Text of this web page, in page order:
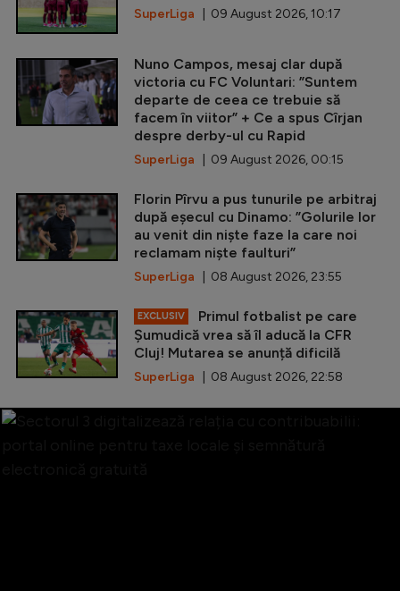
SuperLiga | 09 August 2026, 10:17
Nuno Campos, mesaj clar după
victoria cu FC Voluntari: ”Suntem
departe de ceea ce trebuie să
facem în viitor” + Ce a spus Cîrjan
despre derby-ul cu Rapid
SuperLiga | 09 August 2026, 00:15
Florin Pîrvu a pus tunurile pe arbitraj
după eșecul cu Dinamo: ”Golurile lor
au venit din niște faze la care noi
reclamam niște faulturi”
SuperLiga | 08 August 2026, 23:55
EXCLUSIV
Primul fotbalist pe care
Șumudică vrea să îl aducă la CFR
Cluj! Mutarea se anunță dificilă
SuperLiga | 08 August 2026, 22:58